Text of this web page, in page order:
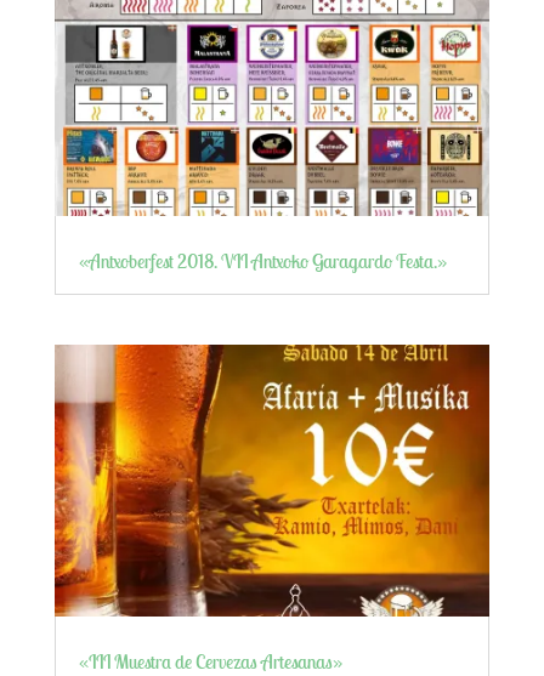
«Antxoberfest 2018. VII Antxoko Garagardo Festa.»
«III Muestra de Cervezas Artesanas»